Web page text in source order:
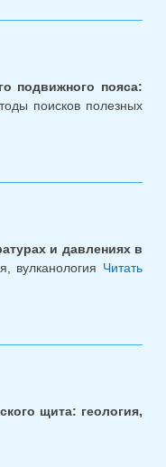
подвижного пояса:
поисков полезных
и давлениях в
вулканология Читать
щита: геология,